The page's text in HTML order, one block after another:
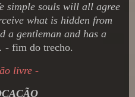
simple souls will all agree
what is hidden from
a gentleman and has a
- fim do trecho.
livre -